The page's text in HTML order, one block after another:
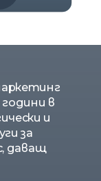
години в
и
за
даващ